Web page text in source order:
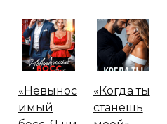
«Невынос
имый
«Когда ты
станешь